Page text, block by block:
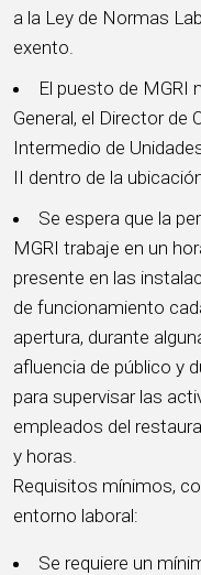
a la Ley de Normas
exento.
El puesto de MGRI
General, el Director de
Intermedio de
II dentro de la
Se espera que la
MGRI trabaje en un
presente en las
de funcionamiento
apertura, durante
afluencia de público y
para supervisar las
empleados del
y horas.
Requisitos mínimos,
entorno laboral:
Se requiere un